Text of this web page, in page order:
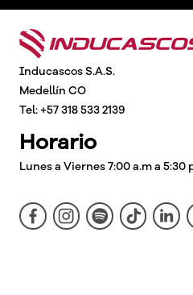
Inducascos S.A.S.
Medellín CO
Tel: +57 318 533 2139
Horario
Lunes a Viernes 7:00 a.m a 5:30